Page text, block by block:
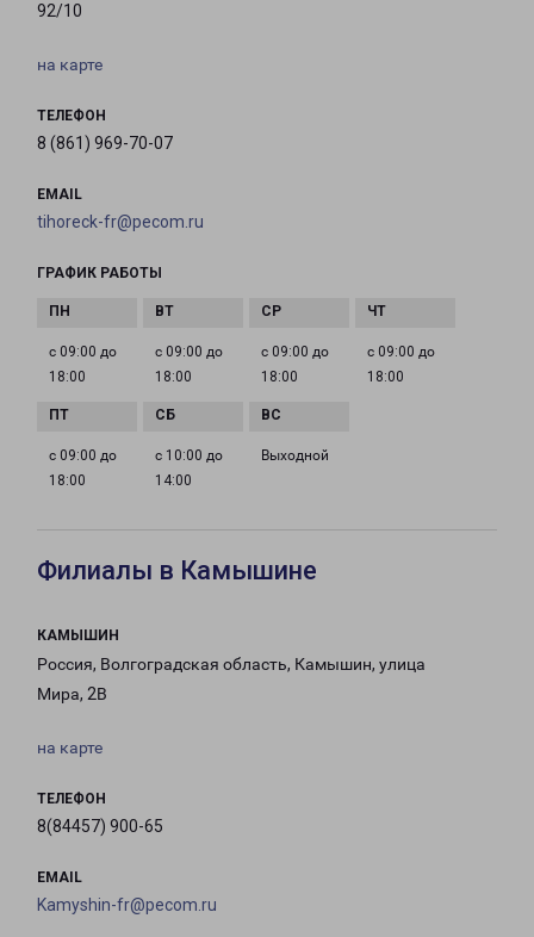
92/10
на карте
ТЕЛЕФОН
8 (861) 969-70-07
EMAIL
tihoreck-fr@pecom.ru
ГРАФИК РАБОТЫ
с 09:00 до
18:00
с 09:00 до
18:00
с 09:00 до
18:00
с 09:00 до
18:00
с 09:00 до
18:00
с 10:00 до
14:00
Выходной
Филиалы в Камышине
КАМЫШИН
Россия, Волгоградская область, Камышин, улица
Мира, 2В
на карте
ТЕЛЕФОН
8(84457) 900-65
EMAIL
Kamyshin-fr@pecom.ru